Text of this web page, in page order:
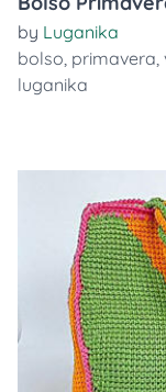
by Luganika
bolso, primavera,
luganika